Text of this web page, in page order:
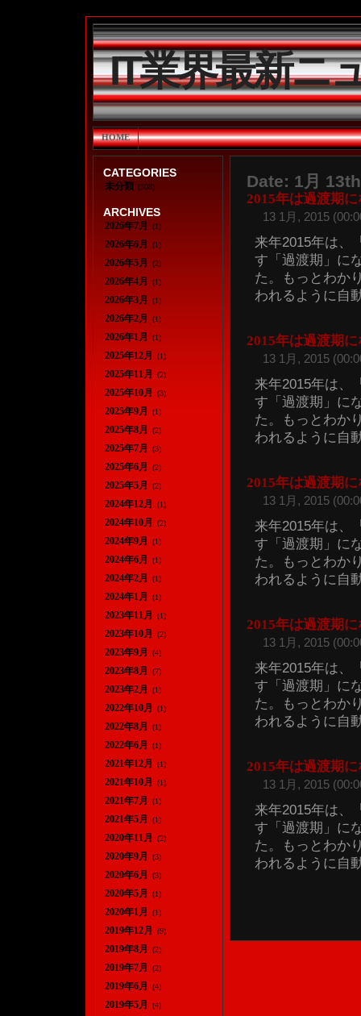
IT業界最新ニ
HOME
Date: 1月
2015年は過渡期
13 1月, 2015
来年2015年は、
す「過渡期」に
た。もっとわか
われるように自
2015年は過渡期
13 1月, 2015
来年2015年は、
す「過渡期」に
た。もっとわか
われるように自
2015年は過渡期
13 1月, 2015
来年2015年は、
す「過渡期」に
た。もっとわか
われるように自
2015年は過渡期
13 1月, 2015
来年2015年は、
す「過渡期」に
た。もっとわか
われるように自
2015年は過渡期
13 1月, 2015
来年2015年は、
す「過渡期」に
た。もっとわか
われるように自
CATEGORIES
未分類 (308)
ARCHIVES
2026年7月 (1)
2026年6月 (1)
2026年5月 (2)
2026年4月 (1)
2026年3月 (1)
2026年2月 (1)
2026年1月 (1)
2025年12月 (1)
2025年11月 (2)
2025年10月 (3)
2025年9月 (1)
2025年8月 (2)
2025年7月 (3)
2025年6月 (2)
2025年5月 (2)
2024年12月 (1)
2024年10月 (2)
2024年9月 (1)
2024年6月 (1)
2024年2月 (1)
2024年1月 (1)
2023年11月 (1)
2023年10月 (2)
2023年9月 (4)
2023年8月 (7)
2023年2月 (1)
2022年10月 (1)
2022年8月 (1)
2022年6月 (1)
2021年12月 (1)
2021年10月 (1)
2021年7月 (1)
2021年5月 (1)
2020年11月 (2)
2020年9月 (3)
2020年6月 (3)
2020年5月 (1)
2020年1月 (1)
2019年12月 (9)
2019年8月 (2)
2019年7月 (2)
2019年6月 (4)
2019年5月 (4)